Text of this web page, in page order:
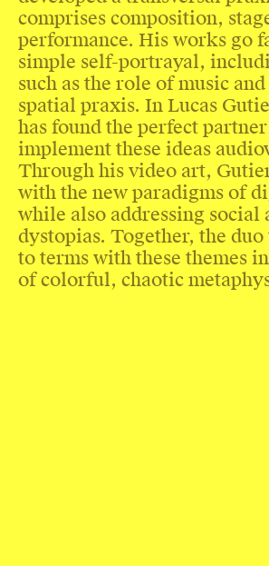
comprises composition,
performance. His works go
simple self-portrayal,
such as the role of music
spatial praxis. In Lucas
has found the perfect
implement these ideas
Through his video art,
with the new paradigms of
while also addressing social
dystopias. Together, the
to terms with these themes
of colorful, chaotic